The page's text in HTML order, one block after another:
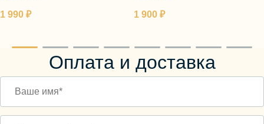
1 990 ₽ 1 900 ₽
Оплата и доставка